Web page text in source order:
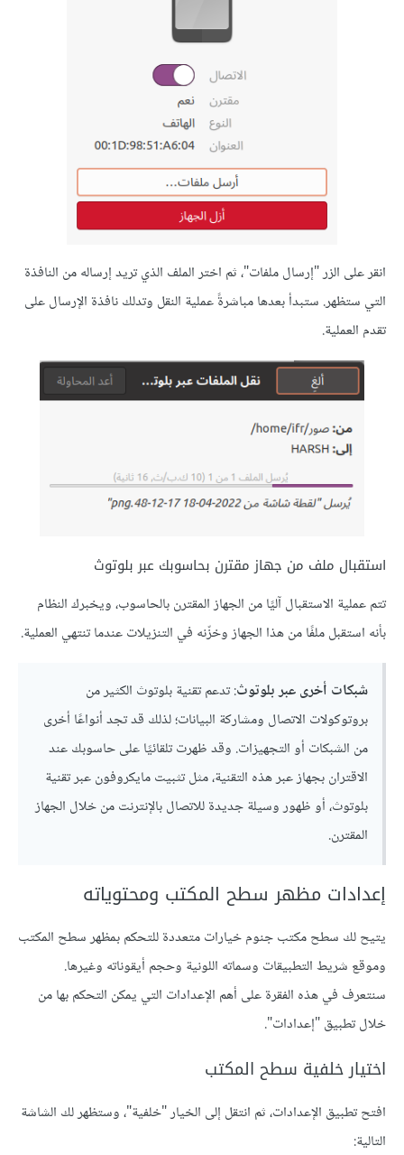
انقر على الزر "إرسال ملفات"، ثم اختر الملف الذي تريد إرساله من النافذة
التي ستظهر. ستبدأ بعدها مباشرةً عملية النقل وتدلك نافذة اﻹرسال على
تقدم العملية.
استقبال ملف من جهاز مقترن بحاسوبك عبر بلوتوث
تتم عملية الاستقبال آليًا من الجهاز المقترن بالحاسوب، ويخبرك النظام
بأنه استقبل ملفًا من هذا الجهاز وخزّنه في التنزيلات عندما تنتهي العملية.
شبكات أخرى عبر بلوتوث: تدعم تقنية بلوتوث الكثير من
بروتوكولات الاتصال ومشاركة البيانات؛ لذلك قد تجد أنواعًا أخرى
من الشبكات أو التجهيزات. وقد ظهرت تلقائيًا على حاسوبك عند
الاقتران بجهاز عبر هذه التقنية، مثل تثبيت مايكروفون عبر تقنية
بلوتوث، أو ظهور وسيلة جديدة للاتصال باﻹنترنت من خلال الجهاز
المقترن.
إعدادات مظهر سطح المكتب ومحتوياته
يتيح لك سطح مكتب جنوم خيارات متعددة للتحكم بمظهر سطح المكتب
وموقع شريط التطبيقات وسماته اللونية وحجم أيقوناته وغيرها.
سنتعرف في هذه الفقرة على أهم اﻹعدادات التي يمكن التحكم بها من
خلال تطبيق "إعدادات".
اختيار خلفية سطح المكتب
افتح تطبيق اﻹعدادات، ثم انتقل إلى الخيار "خلفية"، وستظهر لك الشاشة
التالية: